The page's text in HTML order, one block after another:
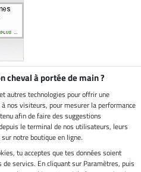
cheval à portée de main ?
autres technologies pour offrir une
nos visiteurs, pour mesurer la performance
afin de faire des suggestions
le terminal de nos utilisateurs, leurs
notre boutique en ligne.
tu acceptes que tes données soient
servics. En cliquant sur Paramètres, puis